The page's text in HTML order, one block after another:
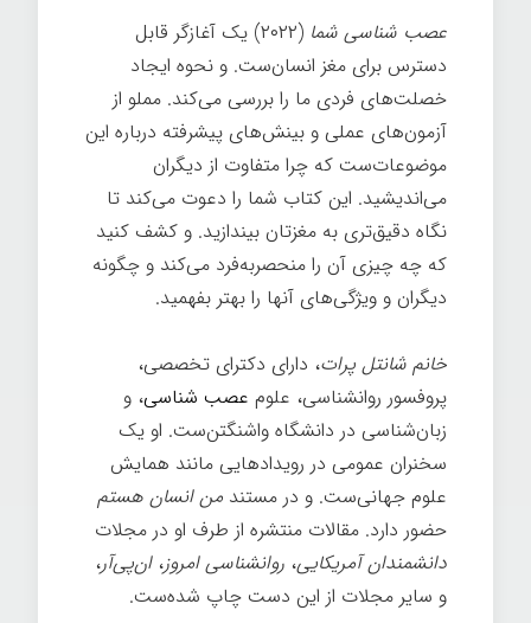
عصب شناسی شما
(۲۰۲۲) یک آغازگر قابل
دسترس برای مغز انسان‌ست. و نحوه ایجاد
خصلت‌های فردی ما را بررسی می‌کند. مملو از
آزمون‌های عملی و بینش‌های پیشرفته درباره این
موضوعات‌ست که چرا متفاوت از دیگران
می‌اندیشید. این کتاب شما را دعوت می‌کند تا
نگاه دقیق‌تری به مغزتان بیندازید. و کشف کنید
که چه چیزی آن را منحصربه‌فرد می‌کند و چگونه
دیگران و ویژگی‌های آنها را بهتر بفهمید.
خانم شانتل پرات، دارای دکترای تخصصی،
پروفسور روانشناسی، علوم عصب شناسی، و
زبان‌شناسی در دانشگاه واشنگتن‌ست. او یک
سخنران عمومی در رویدادهایی مانند همایش
علوم جهانی‌ست. و در مستند من انسان هستم
حضور دارد. مقالات منتشره از طرف او در مجلات
دانشمندان آمریکایی، روانشناسی امروز،ان‌پی‌آر،
و سایر مجلات از این دست چاپ شده‌ست.